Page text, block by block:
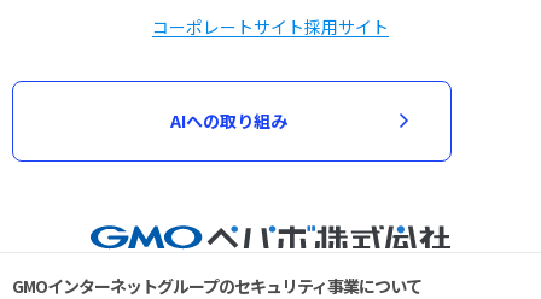
コーポレートサイト採用サイト
AIへの取り組み
GMOインターネットグループのセキュリティ事業について